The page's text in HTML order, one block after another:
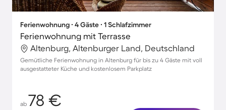
Ferienwohnung ∙ 4 Gäste ∙ 1 Schlafzimmer
Ferienwohnung mit Terrasse
Altenburg, Altenburger Land, Deutschland
Gemütliche Ferienwohnung in Altenburg für bis zu 4 Gäste mit voll
ausgestatteter Küche und kostenlosem Parkplatz
ab 78 €